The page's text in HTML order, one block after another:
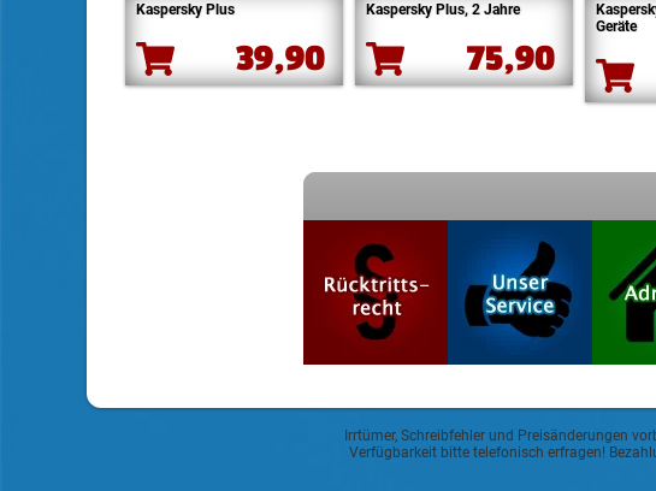
Kaspersky Plus
39,90
Kaspersky Plus, 2 Jahre
75,90
Geräte
Irrtümer, Schreibfehler und Preisänderungen
Verfügbarkeit bitte telefonisch erfragen!